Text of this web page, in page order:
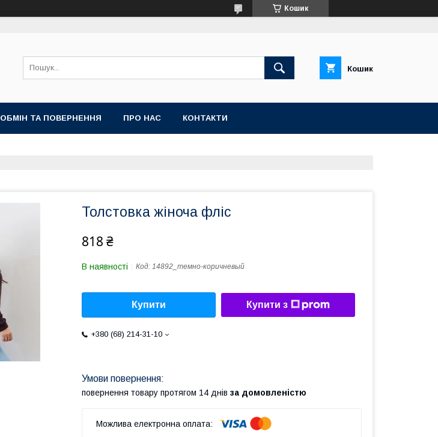
Кошик
Кошик
ОБМІН ТА ПОВЕРНЕННЯ ПРО НАС КОНТАКТИ
Толстовка жіноча фліс
818 ₴
В наявності Код: 14892_темно-коричневый
Купити Купити з
+380 (68) 214-31-10
повернення товару протягом 14 днів за домовленістю